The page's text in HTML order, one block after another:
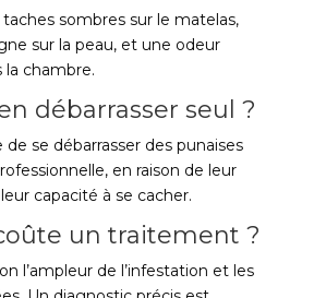
sombres sur le matelas,
sur la peau, et une odeur
la chambre.
débarrasser seul ?
se débarrasser des punaises
en raison de leur
capacité à se cacher.
un traitement ?
l’ampleur de l’infestation et les